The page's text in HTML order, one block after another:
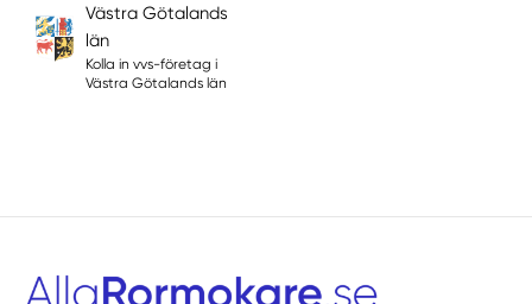
Västra Götalands
län
Kolla in vvs-företag i
Västra Götalands län